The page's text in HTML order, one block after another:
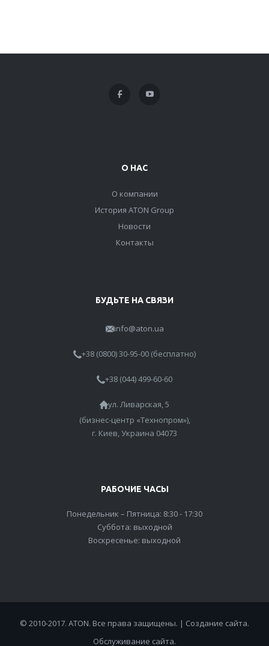
О НАС
О компании
История ATON Group
Новости
Контакты
БУДЬТЕ НА СВЯЗИ
info@aton.ua
+38 (0800) 30-95-00 (бесплатно)
+38 (044) 499-60-60
ул. Ливарская, 5
(бизнес-центр «Технопром»),
г. Киев, Украина 04073
РАБОЧИЕ ЧАСЫ
Понедельник – Пятница: 8:30 - 17:30
Суббота: выходной
Воскресенье: выходной
© 2010-2017. ATON. Все права защищены. | Создание сайта.
Обслуживание сайта.